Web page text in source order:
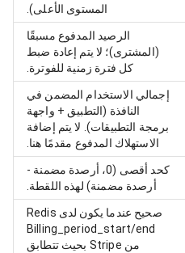
المستوى الأعلى).
الرصيد المدفوع مسبقًا
(المشترى)؛ لا يتم إعادة ضبط
كل فترة زمنية للفوترة.
إجمالي الاستخدام المضمن في
النافذة (التطبيق + واجهة
برمجة التطبيقات). لا يتم إضافة
الاستهلاك المدفوع مقدمًا هنا.
كحد أقصى (0، أرصدة مضمنة -
أرصدة مضمنة) لهذه اللقطة.
صحيح عندما يكون لدى Redis
Billing_period_start/end
من Stripe بحيث تتطابق